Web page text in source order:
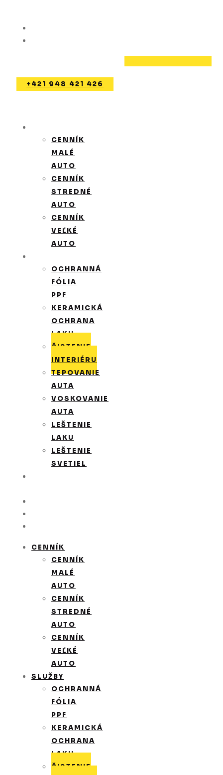
+421 948 421 426
CENNÍK
MALÉ
AUTO
CENNÍK
STREDNÉ
AUTO
CENNÍK
VEĽKÉ
AUTO
OCHRANNÁ
FÓLIA
PPF
KERAMICKÁ
OCHRANA
LAKU
ČISTENIE
INTERIÉRU
TEPOVANIE
AUTA
VOSKOVANIE
AUTA
LEŠTENIE
LAKU
LEŠTENIE
SVETIEL
CENNÍK
CENNÍK
MALÉ
AUTO
CENNÍK
STREDNÉ
AUTO
CENNÍK
VEĽKÉ
AUTO
SLUŽBY
OCHRANNÁ
FÓLIA
PPF
KERAMICKÁ
OCHRANA
LAKU
ČISTENIE